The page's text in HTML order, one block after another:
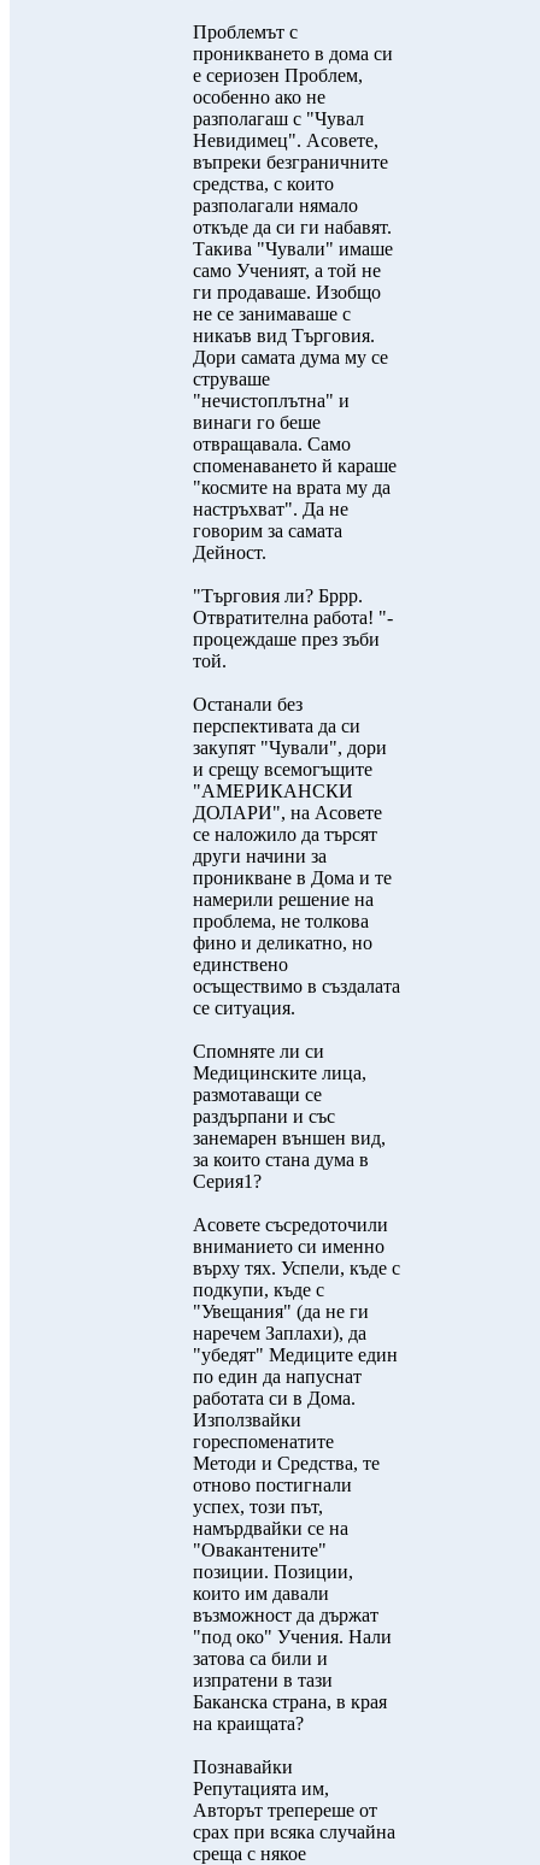
Проблемът с
проникването в дома си
е сериозен Проблем,
особенно ако не
разполагаш с "Чувал
Невидимец". Асовете,
въпреки безграничните
средства, с които
разполагали нямало
откъде да си ги набавят.
Такива "Чували" имаше
само Ученият, а той не
ги продаваше. Изобщо
не се занимаваше с
никаъв вид Търговия.
Дори самата дума му се
струваше
"нечистоплътна" и
винаги го беше
отвращавала. Само
споменаването й караше
"космите на врата му да
настръхват". Да не
говорим за самата
Дейност.
"Търговия ли? Бррр.
Отвратителна работа! "-
процеждаше през зъби
той.
Останали без
перспективата да си
закупят "Чували", дори
и срещу всемогъщите
"АМЕРИКАНСКИ
ДОЛАРИ", на Асовете
се наложило да търсят
други начини за
проникване в Дома и те
намерили решение на
проблема, не толкова
фино и деликатно, но
единствено
осъществимо в създалата
се ситуация.
Спомняте ли си
Медицинските лица,
размотаващи се
раздърпани и със
занемарен външен вид,
за които стана дума в
Серия1?
Асовете съсредоточили
вниманието си именно
върху тях. Успели, къде с
подкупи, къде с
"Увещания" (да не ги
наречем Заплахи), да
"убедят" Медиците един
по един да напуснат
работата си в Дома.
Използвайки
гореспоменатите
Методи и Средства, те
отново постигнали
успех, този път,
намърдвайки се на
"Овакантените"
позиции. Позиции,
които им давали
възможност да държат
"под око" Учения. Нали
затова са били и
изпратени в тази
Баканска страна, в края
на краищата?
Познавайки
Репутацията им,
Авторът трепереше от
срах при всяка случайна
среща с някое